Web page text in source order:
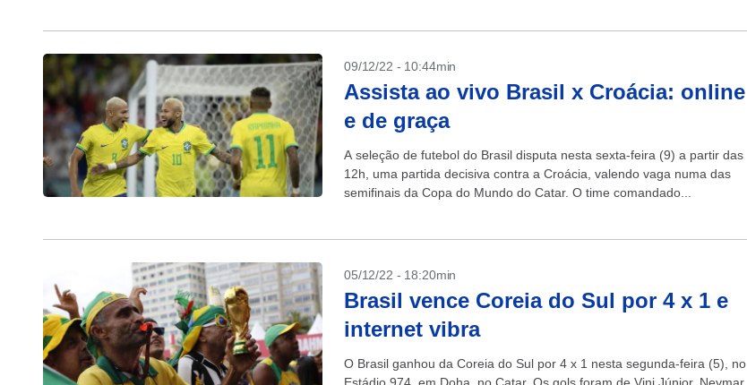
09/12/22 - 10:44min
Assista ao vivo Brasil x Croácia: online
e de graça
A seleção de futebol do Brasil disputa nesta sexta-feira (9) a partir das
12h, uma partida decisiva contra a Croácia, valendo vaga numa das
semifinais da Copa do Mundo do Catar. O time comandado...
05/12/22 - 18:20min
Brasil vence Coreia do Sul por 4 x 1 e
internet vibra
O Brasil ganhou da Coreia do Sul por 4 x 1 nesta segunda-feira (5), no